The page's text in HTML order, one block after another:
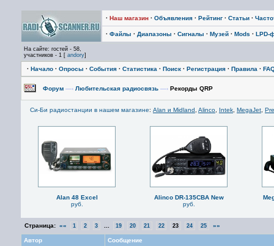
· Наш магазин · Объявления · Рейтинг · Статьи ·
· Файлы · Диапазоны · Сигналы · Музей · Mods · LPD-
На сайте: гостей - 58,
участников - 1 [ andory]
· Начало · Опросы · События · Статистика · Поиск · Регистрация · Правила ·
Форум —› Любительская радиосвязь —› Рекорды QRP
Си-Би радиостанции в нашем магазине: Alan и Midland Alinco Intek MegaJet
Alan 48 Excel
руб.
Alinco DR-135CBA New
руб.
Страница: «« 1 2 3 19 20 21 22 23 24 25 »»
Автор
Сообщение